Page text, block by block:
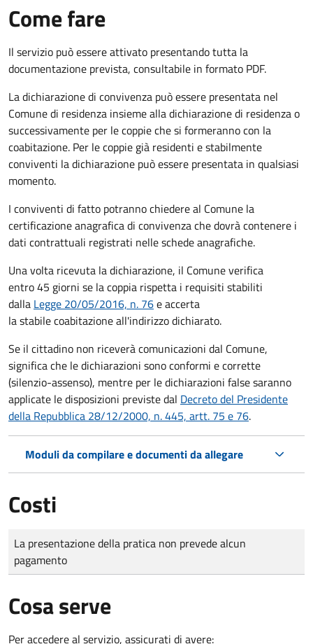
Come fare
Il servizio può essere attivato presentando tutta la
documentazione prevista, consultabile in formato PDF.
La dichiarazione di convivenza può essere presentata nel
Comune di residenza insieme alla dichiarazione di residenza o
successivamente per le coppie che si formeranno con la
coabitazione. Per le coppie già residenti e stabilmente
conviventi la dichiarazione può essere presentata in qualsiasi
momento.
I conviventi di fatto potranno chiedere al Comune la
certificazione anagrafica di convivenza che dovrà contenere i
dati contrattuali registrati nelle schede anagrafiche.
Una volta ricevuta la dichiarazione, il Comune verifica
entro 45 giorni se la coppia rispetta i requisiti stabiliti
dalla Legge 20/05/2016, n. 76e accerta
la stabile coabitazione all'indirizzo dichiarato.
Se il cittadino non riceverà comunicazioni dal Comune,
significa che le dichiarazioni sono conformi e corrette
(silenzio-assenso), mentre per le dichiarazioni false saranno
applicate le disposizioni previste dal Decreto del Presidente
della Repubblica 28/12/2000, n. 445, artt. 75 e 76.
Moduli da compilare e documenti da allegare
Costi
Tipo di pagamento
Importo
La presentazione della pratica non prevede alcun
pagamento
Cosa serve
Per accedere al servizio, assicurati di avere: